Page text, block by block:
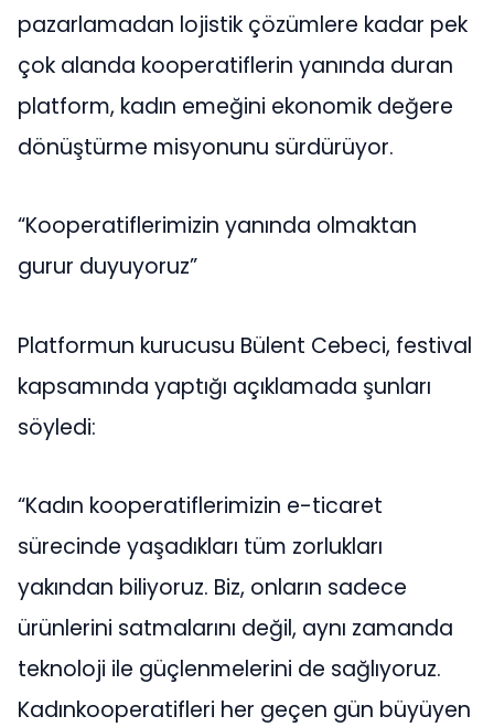
pazarlamadan lojistik çözümlere kadar pek
çok alanda kooperatiflerin yanında duran
platform, kadın emeğini ekonomik değere
dönüştürme misyonunu sürdürüyor.
“Kooperatiflerimizin yanında olmaktan
gurur duyuyoruz”
Platformun kurucusu Bülent Cebeci, festival
kapsamında yaptığı açıklamada şunları
söyledi:
“Kadın kooperatiflerimizin e-ticaret
sürecinde yaşadıkları tüm zorlukları
yakından biliyoruz. Biz, onların sadece
ürünlerini satmalarını değil, aynı zamanda
teknoloji ile güçlenmelerini de sağlıyoruz.
Kadınkooperatifleri her geçen gün büyüyen